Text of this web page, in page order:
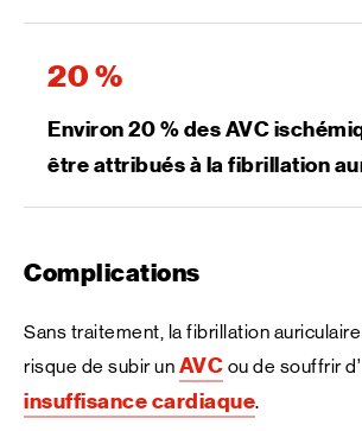
20 %
Environ 20 % des AVC
être attribués à la fibrillation
Complications
Sans traitement, la fibrillation
risque de subir un AVC ou de souffrir d’
insuffisance cardiaque.